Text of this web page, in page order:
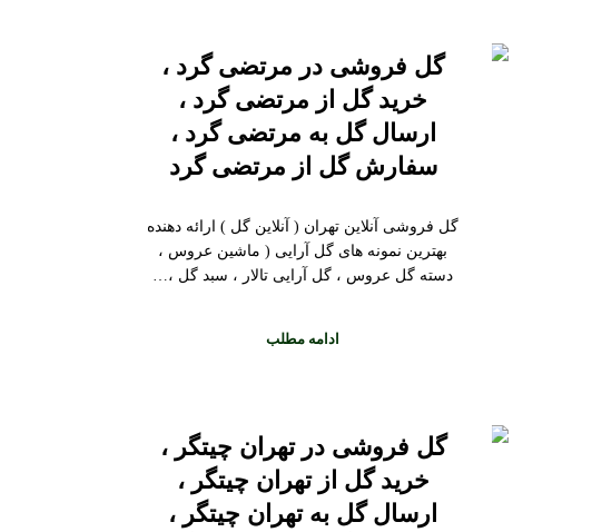
گل فروشی در مرتضی گرد ،
خرید گل از مرتضی گرد ،
ارسال گل به مرتضی گرد ،
سفارش گل از مرتضی گرد
گل فروشی آنلاین تهران ( آنلاین گل ) ارائه دهنده
بهترین نمونه های گل آرایی ( ماشین عروس ،
دسته گل عروس ، گل آرایی تالار ، سبد گل ،…
ادامه مطلب
گل فروشی در تهران چیتگر ،
خرید گل از تهران چیتگر ،
ارسال گل به تهران چیتگر ،